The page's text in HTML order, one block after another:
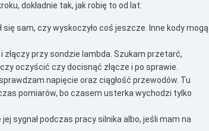
dokładnie tak, jak robię to od lat:
sam, czy wyskoczyło coś jeszcze. Inne kody mogą
przy sondzie lambda. Szukam przetarć,
oczyścić czy docisnąć złącze i po sprawie.
napięcie oraz ciągłość przewodów. Tu
pomiarów, bo czasem usterka wychodzi tylko
sygnał podczas pracy silnika albo, jeśli mam na